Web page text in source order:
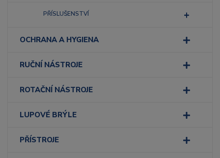
PŘÍSLUŠENSTVÍ
OCHRANA A HYGIENA
RUČNÍ NÁSTROJE
ROTAČNÍ NÁSTROJE
LUPOVÉ BRÝLE
PŘÍSTROJE